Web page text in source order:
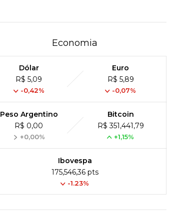
Economia
Dólar
R$ 5,09
-0,42%
Euro
R$ 5,89
-0,07%
Peso Argentino
R$ 0,00
+0,00%
Bitcoin
R$ 351,441,79
+1,15%
Ibovespa
175,546,36 pts
-1.23%